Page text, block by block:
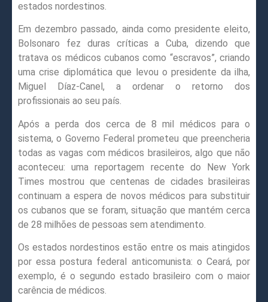
estados nordestinos.
Em dezembro passado, ainda como presidente eleito,
Bolsonaro fez duras críticas a Cuba, dizendo que
tratava os médicos cubanos como “escravos”, criando
uma crise diplomática que levou o presidente da ilha,
Miguel Díaz-Canel, a ordenar o retorno dos
profissionais ao seu país.
Após a perda dos cerca de 8 mil médicos para o
sistema, o Governo Federal prometeu que preencheria
todas as vagas com médicos brasileiros, algo que não
aconteceu: uma reportagem recente do New York
Times mostrou que centenas de cidades brasileiras
continuam a espera de novos médicos para substituir
os cubanos que se foram, situação que mantém cerca
de 28 milhões de pessoas sem atendimento.
Os estados nordestinos estão entre os mais atingidos
por essa postura federal anticomunista: o Ceará, por
exemplo, é o segundo estado brasileiro com o maior
carência de médicos.